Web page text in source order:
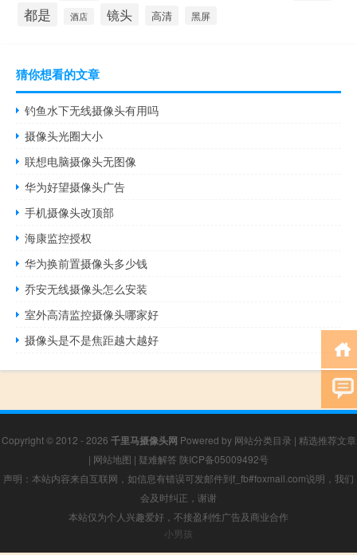
都是
酒店 镜头 高清 黑屏
猜你想看的文章
钓鱼水下无线摄像头有用吗
摄像头光圈大小
联想电脑摄像头无图像
华为好望摄像头广告
手机摄像头改顶部
海康监控授权
华为换前置摄像头多少钱
乔安无线摄像头怎么安装
室外高清监控摄像头哪家好
摄像头是不是焦距越大越好
Copyright © 2012 - 2026 千里马摄像头网 Powered by 网站分类目录 | 精选推荐文章
| 网站地图 | 疑难解答 陕ICP备05009492号
声明：本站内容来自互联网，如信息有错误可发邮件到f_fb#foxmail.com说明，我们
会及时纠正，谢谢
本站仅为个人兴趣爱好，不接盈利性广告及商业合作
小男孩